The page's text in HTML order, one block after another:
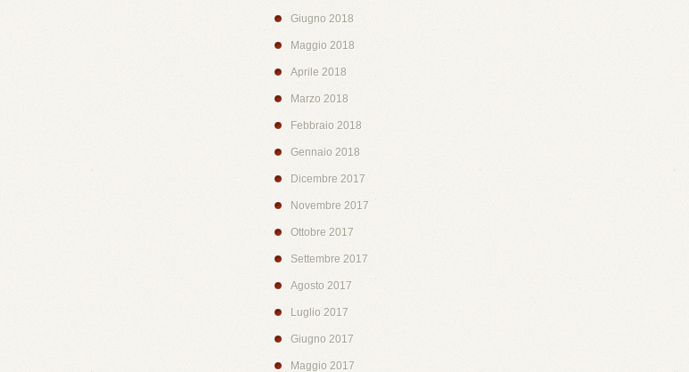
Giugno 2018
Maggio 2018
Aprile 2018
Marzo 2018
Febbraio 2018
Gennaio 2018
Dicembre 2017
Novembre 2017
Ottobre 2017
Settembre 2017
Agosto 2017
Luglio 2017
Giugno 2017
Maggio 2017